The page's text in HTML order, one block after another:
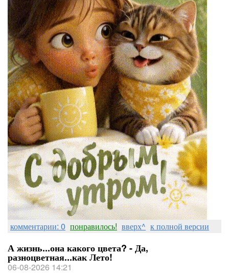
комментарии: 0 понравилось! вверх^ к полной версии
А жизнь...она какого цвета? - Да,
разноцветная...как Лето!
06-08-2026 14:21